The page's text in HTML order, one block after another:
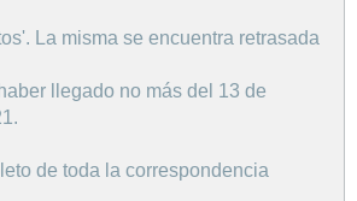
La misma se encuentra retrasada
llegado no más del 13 de
de toda la correspondencia